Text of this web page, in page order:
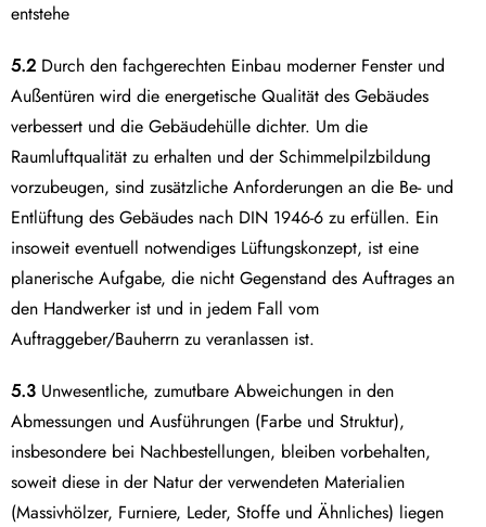
entstehe
5.2 Durch den fachgerechten Einbau moderner Fenster und
Außentüren wird die energetische Qualität des Gebäudes
verbessert und die Gebäudehülle dichter. Um die
Raumluftqualität zu erhalten und der Schimmelpilzbildung
vorzubeugen, sind zusätzliche Anforderungen an die Be- und
Entlüftung des Gebäudes nach DIN 1946-6 zu erfüllen. Ein
insoweit eventuell notwendiges Lüftungskonzept, ist eine
planerische Aufgabe, die nicht Gegenstand des Auftrages an
den Handwerker ist und in jedem Fall vom
Auftraggeber/Bauherrn zu veranlassen ist.
5.3 Unwesentliche, zumutbare Abweichungen in den
Abmessungen und Ausführungen (Farbe und Struktur),
insbesondere bei Nachbestellungen, bleiben vorbehalten,
soweit diese in der Natur der verwendeten Materialien
(Massivhölzer, Furniere, Leder, Stoffe und Ähnliches) liegen